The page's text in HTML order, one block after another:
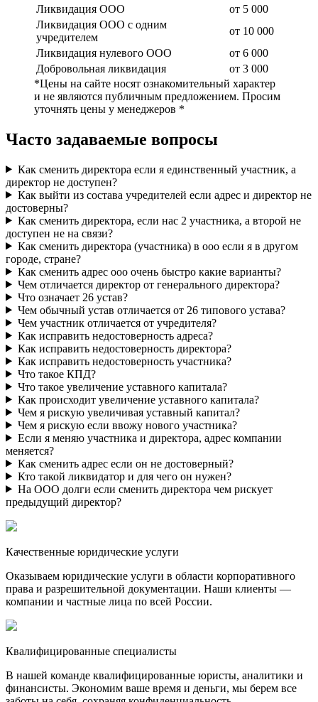
Ликвидация ООО
от 5 000
Ликвидация ООО с одним
учредителем
от 10 000
Ликвидация нулевого ООО
от 6 000
Добровольная ликвидация
от 3 000
*Цены на сайте носят ознакомительный характер
и не являются публичным предложением. Просим
уточнять цены у менеджеров *
Часто задаваемые вопросы
Как сменить директора если я единственный участник, а
директор не доступен?
Как выйти из состава учредителей если адрес и директор не
достоверны?
Как сменить директора, если нас 2 участника, а второй не
доступен не на связи?
Как сменить директора (участника) в ооо если я в другом
городе, стране?
Как сменить адрес ооо очень быстро какие варианты?
Чем отличается директор от генерального директора?
Что означает 26 устав?
Чем обычный устав отличается от 26 типового устава?
Чем участник отличается от учредителя?
Как исправить недостоверность адреса?
Как исправить недостоверность директора?
Как исправить недостоверность участника?
Что такое КПД?
Что такое увеличение уставного капитала?
Как происходит увеличение уставного капитала?
Чем я рискую увеличивая уставный капитал?
Чем я рискую если ввожу нового участника?
Если я меняю участника и директора, адрес компании
меняется?
Как сменить адрес если он не достоверный?
Кто такой ликвидатор и для чего он нужен?
На ООО долги если сменить директора чем рискует
предыдущий директор?
Качественные юридические услуги
Оказываем юридические услуги в области корпоративного
права и разрешительной документации. Наши клиенты —
компании и частные лица по всей России.
Квалифицированные специалисты
В нашей команде квалифицированные юристы, аналитики и
финансисты. Экономим ваше время и деньги, мы берем все